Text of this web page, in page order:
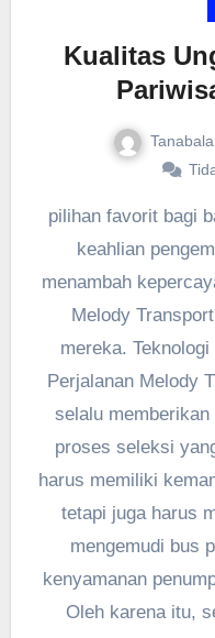
Kualitas
Tanabala
pilihan favorit bagi
keahlian
menambah
Melody
mereka.
Perjalanan Melody
selalu
proses seleksi
harus memiliki
tetapi juga harus
mengemudi bus
kenyamanan
Oleh karena itu,